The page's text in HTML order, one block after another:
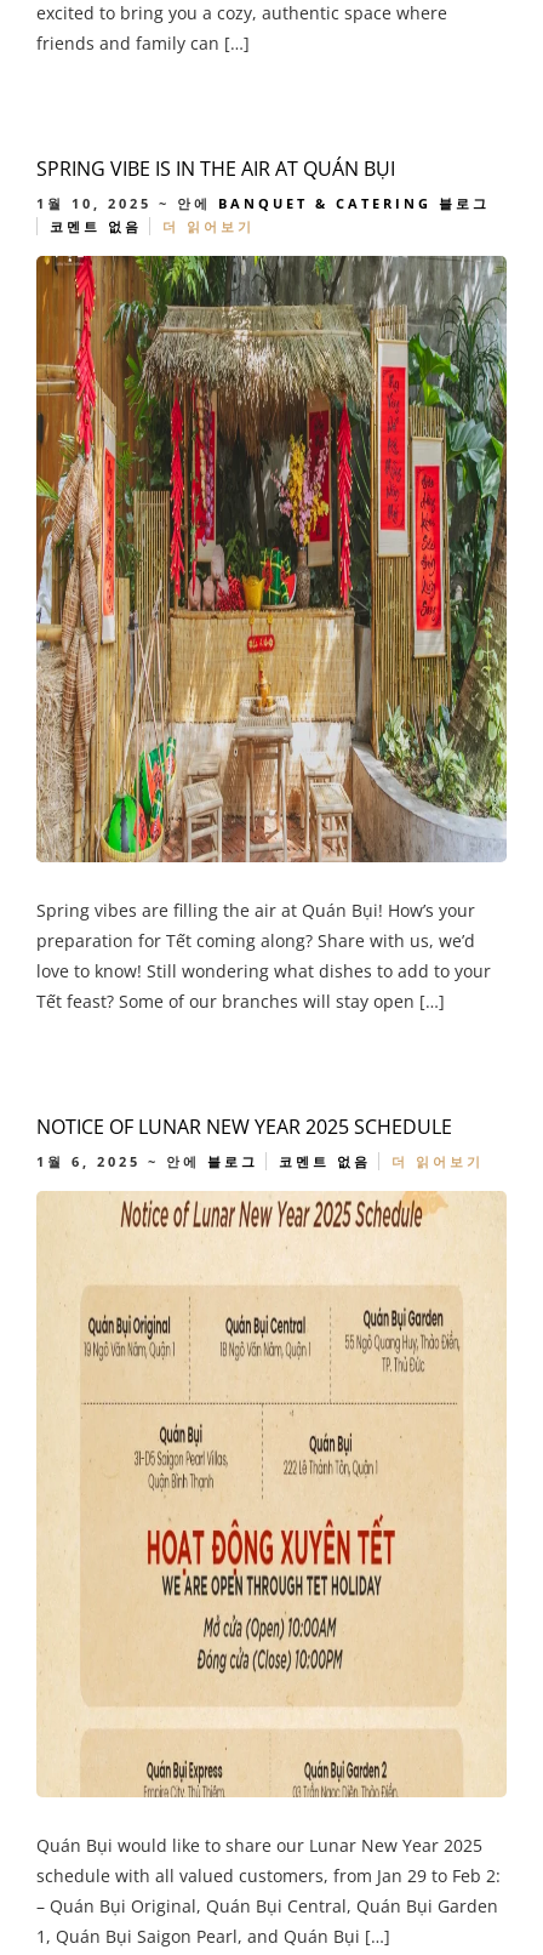
excited to bring you a cozy, authentic space where
friends and family can […]
SPRING VIBE IS IN THE AIR AT QUÁN BỤI
1월 10, 2025 ~ 안에 BANQUET & CATERING
블로그
코멘트 없음
더 읽어보기
Spring vibes are filling the air at Quán Bụi! How’s your
preparation for Tết coming along? Share with us, we’d
love to know! Still wondering what dishes to add to your
Tết feast? Some of our branches will stay open […]
NOTICE OF LUNAR NEW YEAR 2025 SCHEDULE
1월 6, 2025 ~ 안에 블로그 코멘트 없음 더 읽어보기
Quán Bụi would like to share our Lunar New Year 2025
schedule with all valued customers, from Jan 29 to Feb 2:
– Quán Bụi Original, Quán Bụi Central, Quán Bụi Garden
1, Quán Bụi Saigon Pearl, and Quán Bụi […]